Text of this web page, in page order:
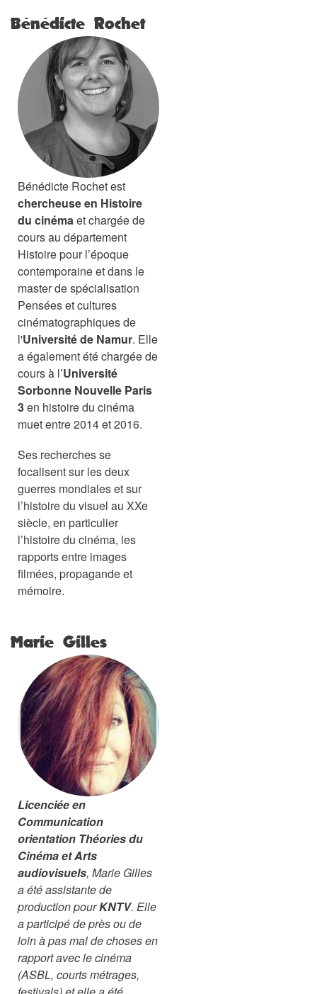
Bénédicte Rochet
Bénédicte Rochetest
chercheuse en Histoire
du cinémaet chargée de
cours au département
Histoire pour l’époque
contemporaine et dans le
master de spécialisation
Pensées et cultures
cinématographiques de
l'Université de Namur. Elle
a également été chargée de
cours à l’Université
Sorbonne Nouvelle Paris
3en histoire du cinéma
muet entre 2014 et 2016.
Ses recherches se
focalisent sur les deux
guerres mondiales et sur
l’histoire du visuel au XXe
siècle, en particulier
l’histoire du cinéma, les
rapports entre images
filmées, propagande et
mémoire.
Marie Gilles
Licenciée en
Communication
orientation Théories du
Cinéma et Arts
audiovisuels, Marie Gilles
a été assistante de
production pourKNTV. Elle
a participé de près ou de
loin à pas mal de choses en
rapport avec le cinéma
(ASBL, courts métrages,